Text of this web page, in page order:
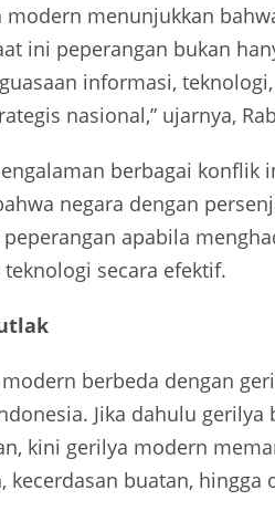
modern menunjukkan
ini peperangan bukan
informasi,
nasional,” ujarnya,
berbagai konflik
negara dengan
apabila
secara efektif.
berbeda dengan
Jika dahulu
kini gerilya modern
kecerdasan buatan, hingga